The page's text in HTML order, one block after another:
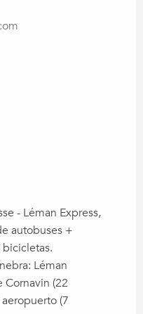
- Léman Express,
autobuses +
Léman
Cornavin (22
(7